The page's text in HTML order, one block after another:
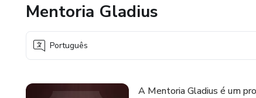
Mentoria Gladius
Português
A Mentoria Gladius é um